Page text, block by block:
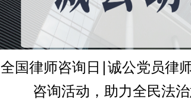
全国律师咨询日∣诚公党员律
咨询活动，助力全民法